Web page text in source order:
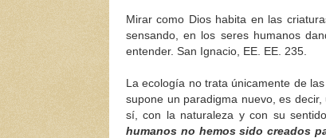
Mirar como Dios habita en las
sensando, en los seres humanos
entender. San Ignacio, EE. EE. 235.
La ecología no trata únicamente de
supone un paradigma nuevo, es
sí, con la naturaleza y con su
humanos no hemos sido creados